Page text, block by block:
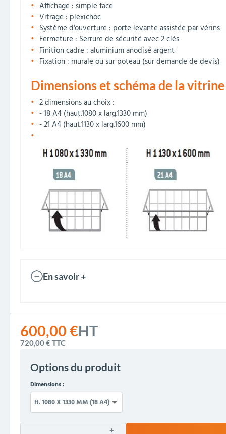
600,00 €HT
720,00 €TTC
Options du produit
Dimensions :
+
Affichage : simple face
Vitrage : plexichoc
Système d'ouverture : porte levante assistée par vérins
Fermeture : Serrure de sécurité avec 2 clés
Finition cadre : aluminium anodisé argent
Fixation : murale ou sur poteau (sur demande de devis)
Dimensions et schéma de la
2 dimensions au choix :
- 18 A4 (haut.1080 x larg.1330 mm)
- 21 A4 (haut.1130 x larg.1600 mm)
En savoir +